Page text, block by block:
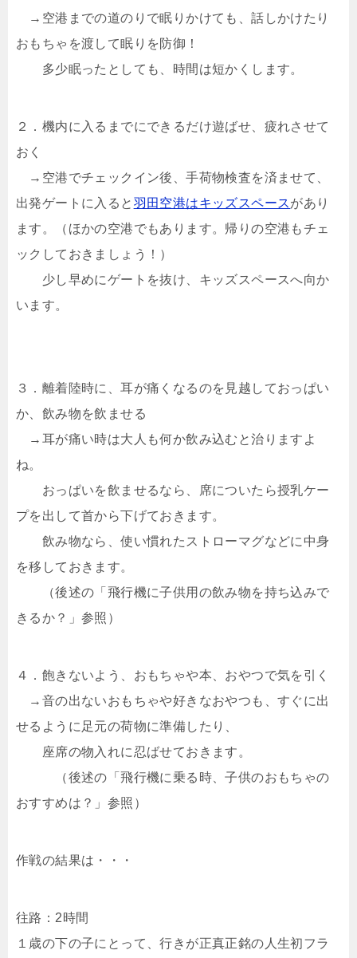
→空港までの道のりで眠りかけても、話しかけたり
おもちゃを渡して眠りを防御！
多少眠ったとしても、時間は短かくします。
２．機内に入るまでにできるだけ遊ばせ、疲れさせて
おく
→空港でチェックイン後、手荷物検査を済ませて、
出発ゲートに入ると 羽田空港はキッズスペースがあり
ます。（ほかの空港でもあります。帰りの空港もチェ
ックしておきましょう！）
少し早めにゲートを抜け、キッズスペースへ向か
います。
３．離着陸時に、耳が痛くなるのを見越しておっぱい
か、飲み物を飲ませる
→耳が痛い時は大人も何か飲み込むと治りますよ
ね。
おっぱいを飲ませるなら、席についたら授乳ケー
プを出して首から下げておきます。
飲み物なら、使い慣れたストローマグなどに中身
を移しておきます。
（後述の「飛行機に子供用の飲み物を持ち込みで
きるか？」参照）
４．飽きないよう、おもちゃや本、おやつで気を引く
→音の出ないおもちゃや好きなおやつも、すぐに出
せるように足元の荷物に準備したり、
座席の物入れに忍ばせておきます。
（後述の「飛行機に乗る時、子供のおもちゃの
おすすめは？」参照）
作戦の結果は・・・
往路：2時間
１歳の下の子にとって、行きが正真正銘の人生初フラ